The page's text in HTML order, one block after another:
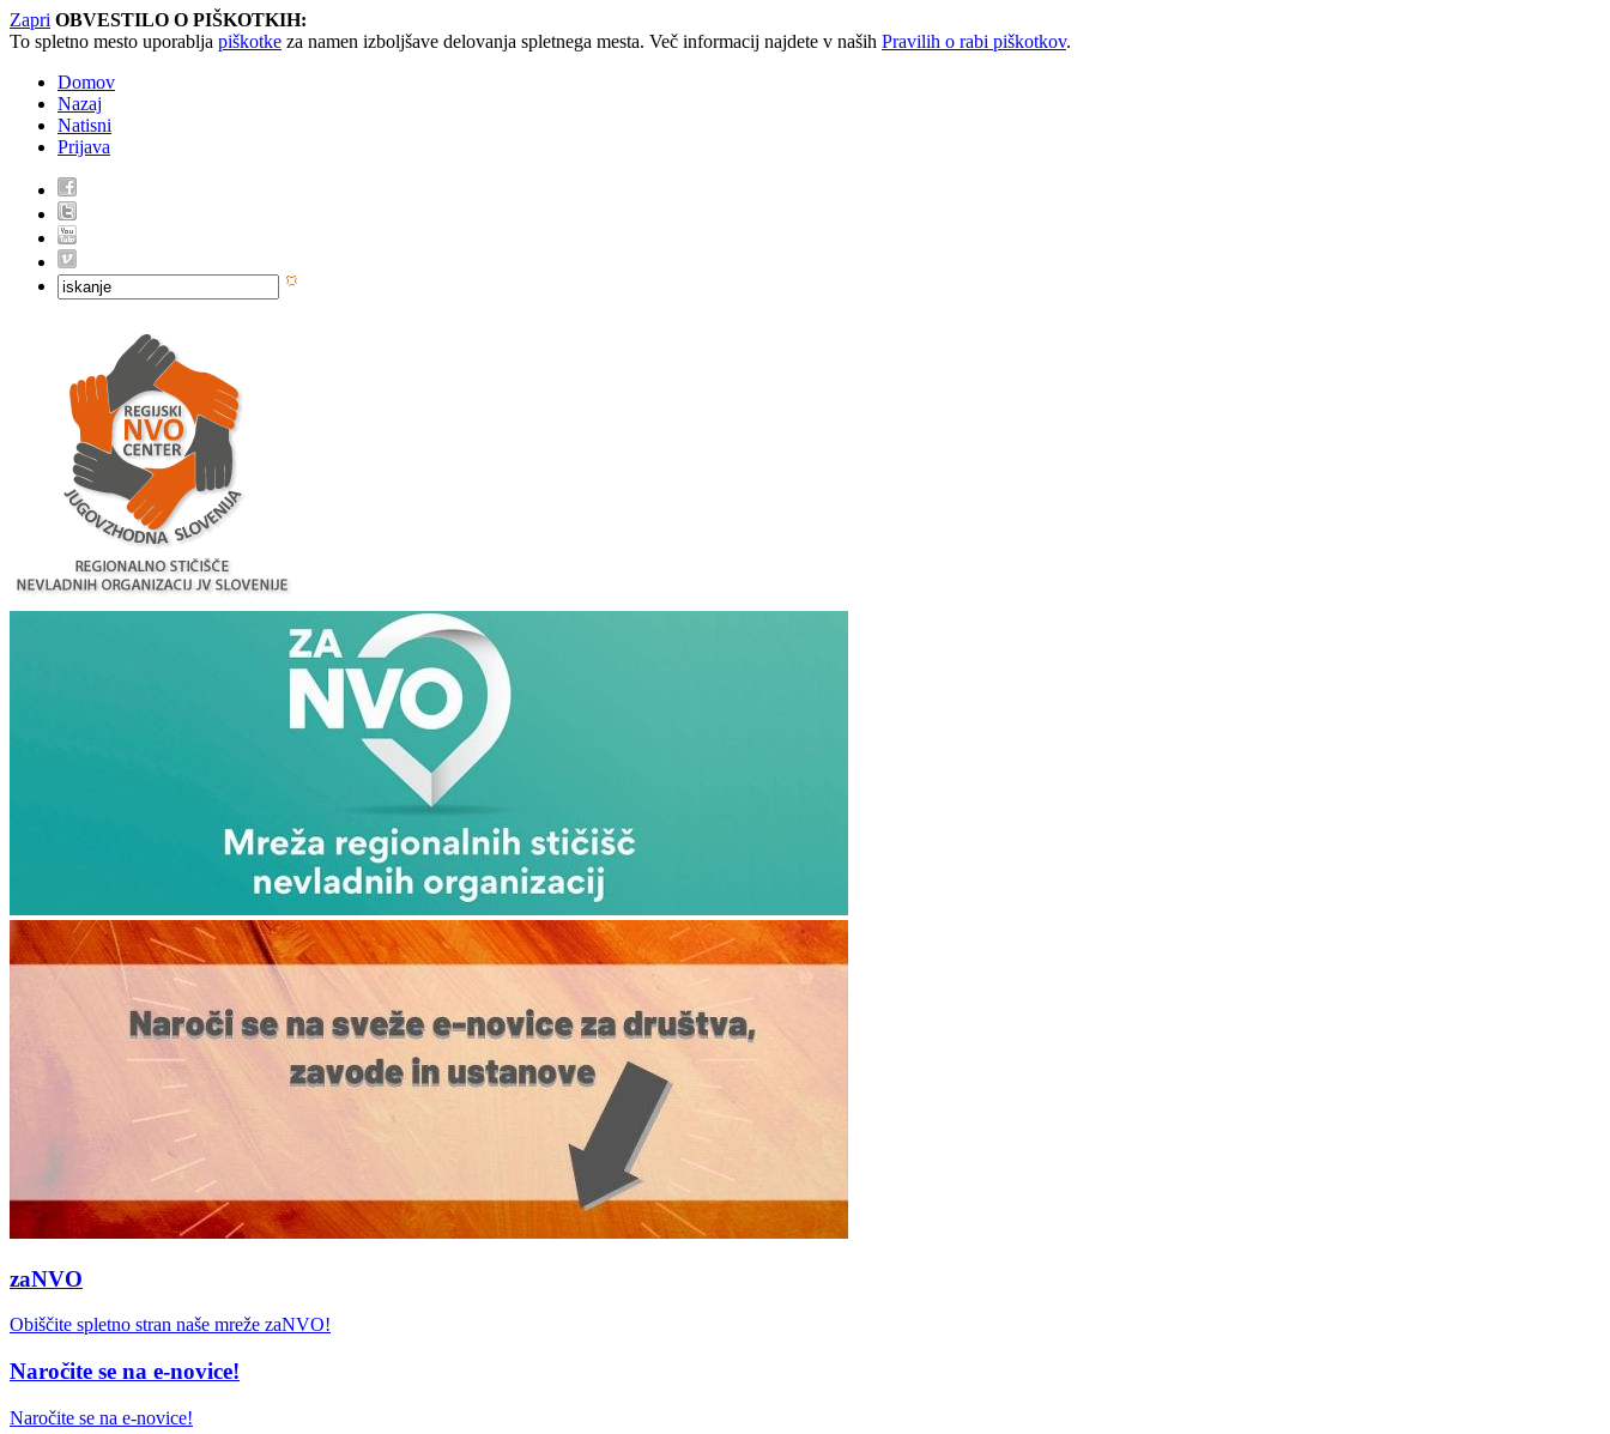
Zapri OBVESTILO O PIŠKOTKIH:
To spletno mesto uporablja piškotke za namen izboljšave delovanja spletnega mesta. Več informacij najdete v naših Pravilih o rabi piškotkov.
Domov
Nazaj
Natisni
Prijava
zaNVO
Obiščite spletno stran naše mreže zaNVO!
Naročite se na e-novice!
Naročite se na e-novice!